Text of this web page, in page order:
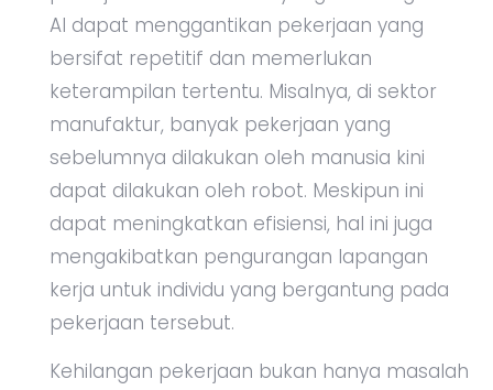
AI dapat menggantikan pekerjaan yang
bersifat repetitif dan memerlukan
keterampilan tertentu. Misalnya, di sektor
manufaktur, banyak pekerjaan yang
sebelumnya dilakukan oleh manusia kini
dapat dilakukan oleh robot. Meskipun ini
dapat meningkatkan efisiensi, hal ini juga
mengakibatkan pengurangan lapangan
kerja untuk individu yang bergantung pada
pekerjaan tersebut.
Kehilangan pekerjaan bukan hanya masalah